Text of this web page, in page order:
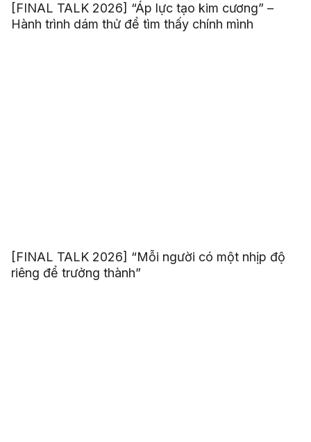
[FINAL TALK 2026] “Áp lực tạo kim cương” –
Hành trình dám thử để tìm thấy chính mình
[FINAL TALK 2026] “Mỗi người có một nhịp độ
riêng để trưởng thành”